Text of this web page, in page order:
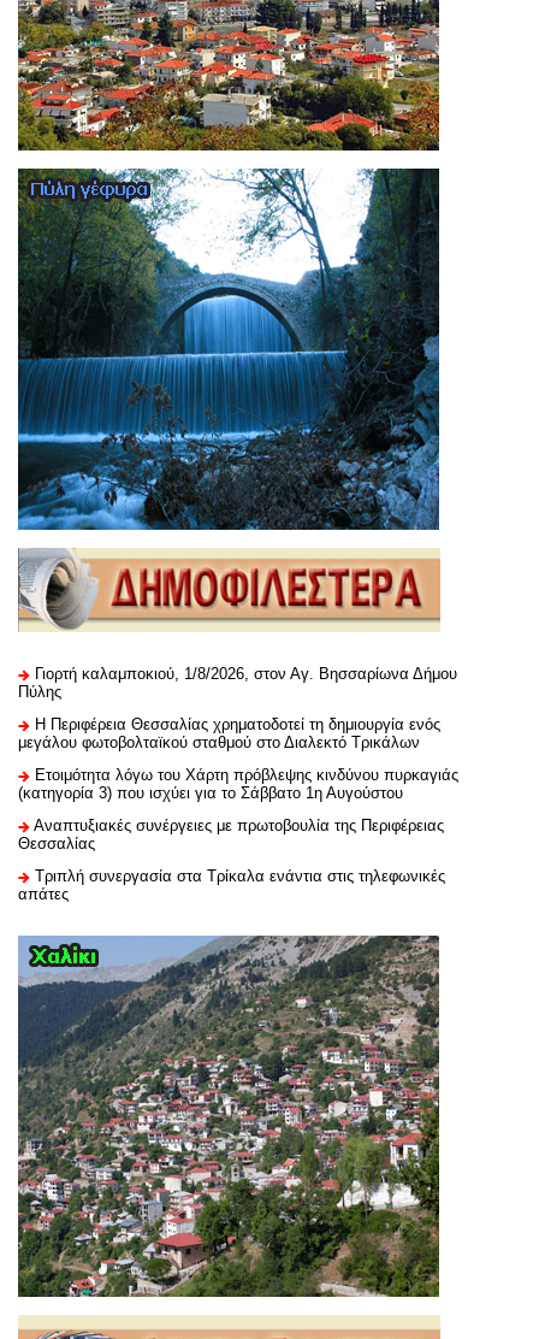
Γιορτή καλαμποκιού, 1/8/2026, στον Αγ. Βησσαρίωνα Δήμου
Πύλης
H Περιφέρεια Θεσσαλίας χρηματοδοτεί τη δημιουργία ενός
μεγάλου φωτοβολταϊκού σταθμού στο Διαλεκτό Τρικάλων
Ετοιμότητα λόγω του Χάρτη πρόβλεψης κινδύνου πυρκαγιάς
(κατηγορία 3) που ισχύει για το Σάββατο 1η Αυγούστου
Αναπτυξιακές συνέργειες με πρωτοβουλία της Περιφέρειας
Θεσσαλίας
Τριπλή συνεργασία στα Τρίκαλα ενάντια στις τηλεφωνικές
απάτες